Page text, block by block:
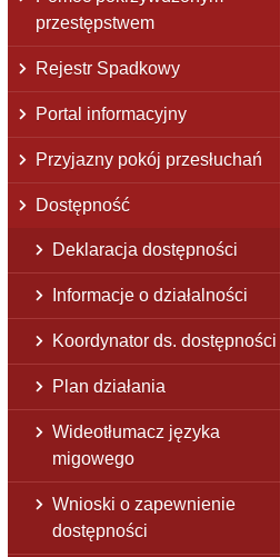
przestępstwem
Rejestr Spadkowy
Portal informacyjny
Przyjazny pokój przesłuchań
Dostępność
Deklaracja dostępności
Informacje o działalności
Koordynator ds. dostępności
Plan działania
Wideotłumacz języka
migowego
Wnioski o zapewnienie
dostępności